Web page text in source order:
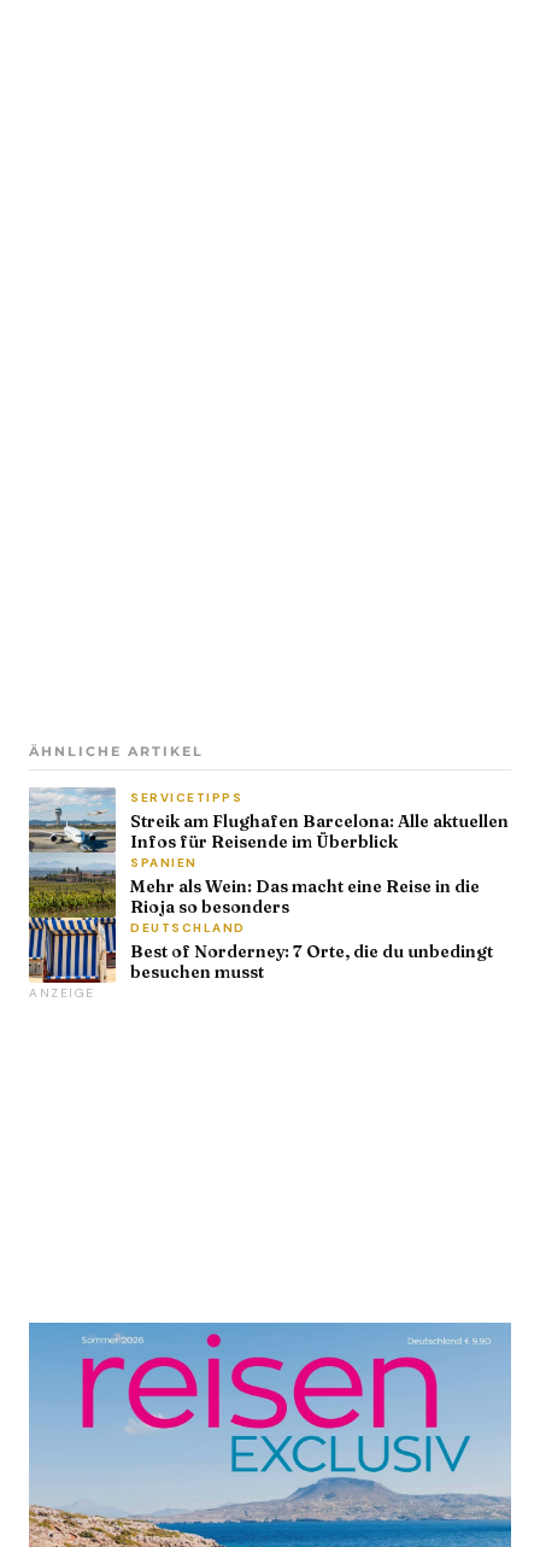
ÄHNLICHE ARTIKEL
SERVICETIPPS
Streik am Flughafen Barcelona: Alle aktuellen
Infos für Reisende im Überblick
SPANIEN
Mehr als Wein: Das macht eine Reise in die
Rioja so besonders
DEUTSCHLAND
Best of Norderney: 7 Orte, die du unbedingt
besuchen musst
ANZEIGE